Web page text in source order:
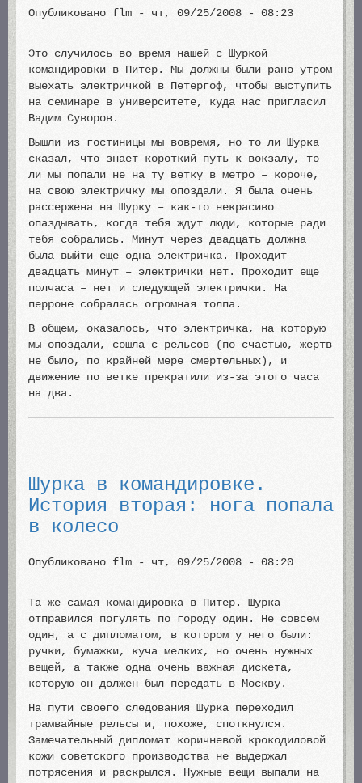
Опубликовано flm - чт, 09/25/2008 - 08:23
Это случилось во время нашей с Шуркой
командировки в Питер. Мы должны были рано утром
выехать электричкой в Петергоф, чтобы выступить
на семинаре в университете, куда нас пригласил
Вадим Суворов.
Вышли из гостиницы мы вовремя, но то ли Шурка
сказал, что знает короткий путь к вокзалу, то
ли мы попали не на ту ветку в метро – короче,
на свою электричку мы опоздали. Я была очень
рассержена на Шурку – как-то некрасиво
опаздывать, когда тебя ждут люди, которые ради
тебя собрались. Минут через двадцать должна
была выйти еще одна электричка. Проходит
двадцать минут – электрички нет. Проходит еще
полчаса – нет и следующей электрички. На
перроне собралась огромная толпа.
В общем, оказалось, что электричка, на которую
мы опоздали, сошла с рельсов (по счастью, жертв
не было, по крайней мере смертельных), и
движение по ветке прекратили из-за этого часа
на два.
Шурка в командировке.
История вторая: нога попала
в колесо
Опубликовано flm - чт, 09/25/2008 - 08:20
Та же самая командировка в Питер. Шурка
отправился погулять по городу один. Не совсем
один, а с дипломатом, в котором у него были:
ручки, бумажки, куча мелких, но очень нужных
вещей, а также одна очень важная дискета,
которую он должен был передать в Москву.
На пути своего следования Шурка переходил
трамвайные рельсы и, похоже, споткнулся.
Замечательный дипломат коричневой крокодиловой
кожи советского производства не выдержал
потрясения и раскрылся. Нужные вещи выпали на